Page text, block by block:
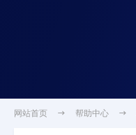
网站首页  帮助中心 